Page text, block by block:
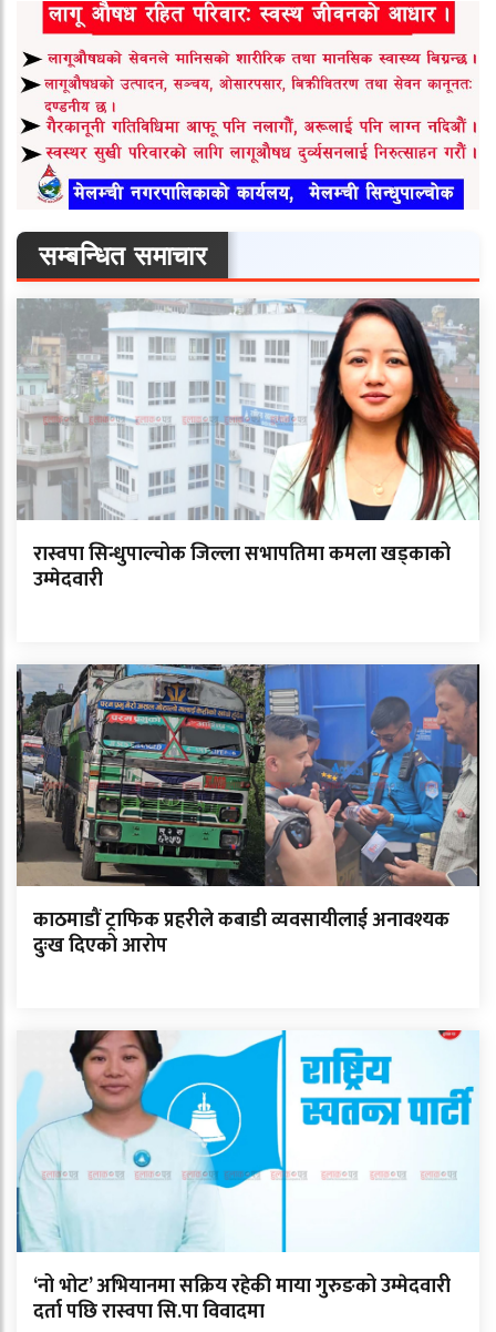
सम्बन्धित समाचार
रास्वपा सिन्धुपाल्चोक जिल्ला सभापतिमा कमला खड्काको
उम्मेदवारी
काठमाडौं ट्राफिक प्रहरीले कबाडी व्यवसायीलाई अनावश्यक
दुःख दिएको आरोप
‘नो भोट’ अभियानमा सक्रिय रहेकी माया गुरुङको उम्मेदवारी
दर्ता पछि रास्वपा सि.पा विवादमा